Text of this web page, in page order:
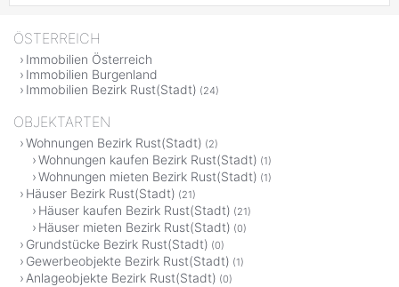
ÖSTERREICH
Immobilien Österreich
Immobilien Burgenland
Immobilien Bezirk Rust(Stadt) (24)
OBJEKTARTEN
Wohnungen Bezirk Rust(Stadt) (2)
Wohnungen kaufen Bezirk Rust(Stadt) (1)
Wohnungen mieten Bezirk Rust(Stadt) (1)
Häuser Bezirk Rust(Stadt) (21)
Häuser kaufen Bezirk Rust(Stadt) (21)
Häuser mieten Bezirk Rust(Stadt) (0)
Grundstücke Bezirk Rust(Stadt) (0)
Gewerbeobjekte Bezirk Rust(Stadt) (1)
Anlageobjekte Bezirk Rust(Stadt) (0)